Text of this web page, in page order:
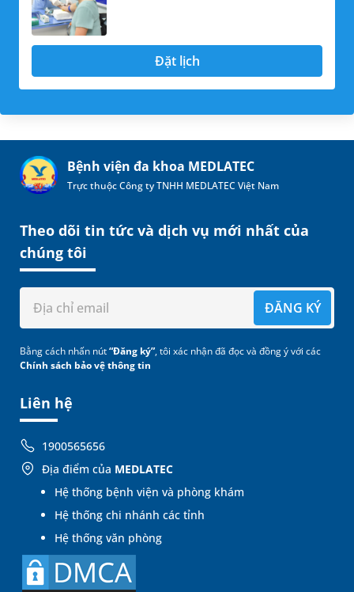
Đặt lịch
Bệnh viện đa khoa MEDLATEC
Trực thuộc Công ty TNHH MEDLATEC Việt Nam
Liên hệ
1900565656
Địa điểm của MEDLATEC
Hệ thống bệnh viện và phòng khám
Hệ thống chi nhánh các tỉnh
Hệ thống văn phòng
Theo dõi tin tức và dịch vụ mới nhất của
chúng tôi
ĐĂNG KÝ
Bằng cách nhấn nút“Đăng ký”, tôi xác nhận đã đọc và đồng ý với các
Chính sách bảo vệ thông tin